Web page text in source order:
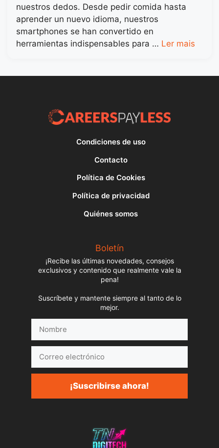
nuestros dedos. Desde pedir comida hasta
aprender un nuevo idioma, nuestros
smartphones se han convertido en
herramientas indispensables para … Ler mais
Condiciones de uso
Contacto
Política de Cookies
Política de privacidad
Quiénes somos
Boletín
¡Recibe las últimas novedades, consejos
exclusivos y contenido que realmente vale la
pena!
Suscríbete y mantente siempre al tanto de lo
mejor.
electrónico
¡Suscribirse ahora!